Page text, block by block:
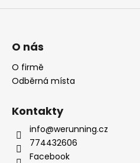
O nás
O firmě
Odběrná místa
Kontakty
info@werunning.cz
774432606
Facebook